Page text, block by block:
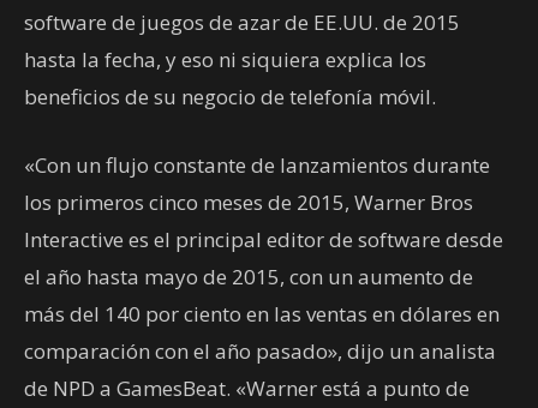
software de juegos de azar de EE.UU. de 2015
hasta la fecha, y eso ni siquiera explica los
beneficios de su negocio de telefonía móvil.
«Con un flujo constante de lanzamientos durante
los primeros cinco meses de 2015, Warner Bros
Interactive es el principal editor de software desde
el año hasta mayo de 2015, con un aumento de
más del 140 por ciento en las ventas en dólares en
comparación con el año pasado», dijo un analista
de NPD a GamesBeat. «Warner está a punto de